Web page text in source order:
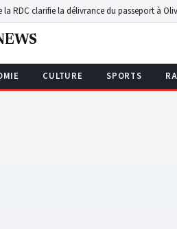
clarifie la délivrance du passeport à Olivier
CULTURE SPORTS